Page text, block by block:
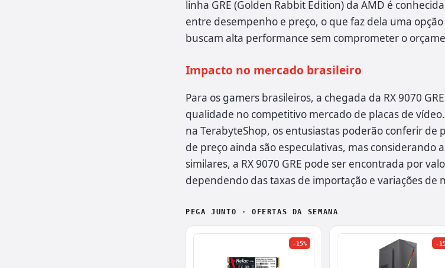
linha GRE (Golden Rabbit Edition) da AMD é
entre desempenho e preço, o que faz dela uma
buscam alta performance sem comprometer o
Impacto no mercado brasileiro
Para os gamers brasileiros, a chegada da RX 9070
qualidade no competitivo mercado de placas de
na TerabyteShop, os entusiastas poderão conferir de
de preço ainda são especulativas, mas considerando
similares, a RX 9070 GRE pode ser encontrada por
dependendo das taxas de importação e variações de
PEGA JUNTO · OFERTAS DA SEMANA
-15% -